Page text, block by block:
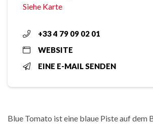
Siehe Karte
+33 4 79 09 02 01
WEBSITE
EINE E-MAIL SENDEN
Blue Tomato ist eine blaue Piste auf dem